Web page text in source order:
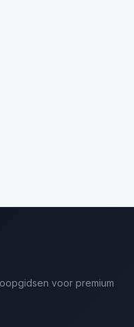
voor premium